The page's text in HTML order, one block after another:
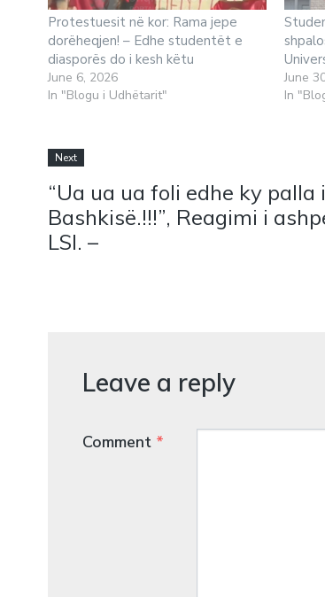
Protestuesit në kor: Rama jepe
dorëheqjen! – Edhe studentët e
diasporës do i kesh këtu
June 6, 2026
In "Blogu i Udhëtarit"
June
In
Next
“Ua ua ua foli edhe ky palla i
Bashkisë.!!!”, Reagimi i
LSI. –
Leave a reply
Comment *